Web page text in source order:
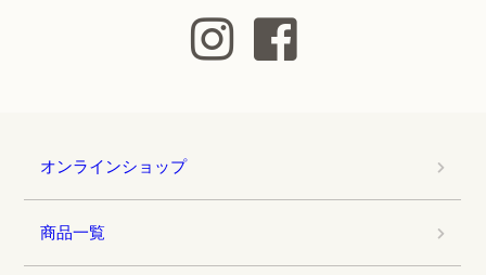
オンラインショップ
商品一覧